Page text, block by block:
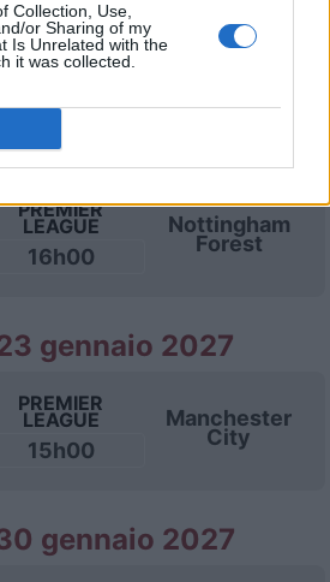
Collection, Use,
or Sharing of my
Is Unrelated with the
it was collected.
PREMIER
LEAGUE
21h00
Manchester
City
gennaio 2027
PREMIER
LEAGUE
16h00
Nottingham
Forest
gennaio 2027
PREMIER
LEAGUE
15h00
Manchester
City
gennaio 2027